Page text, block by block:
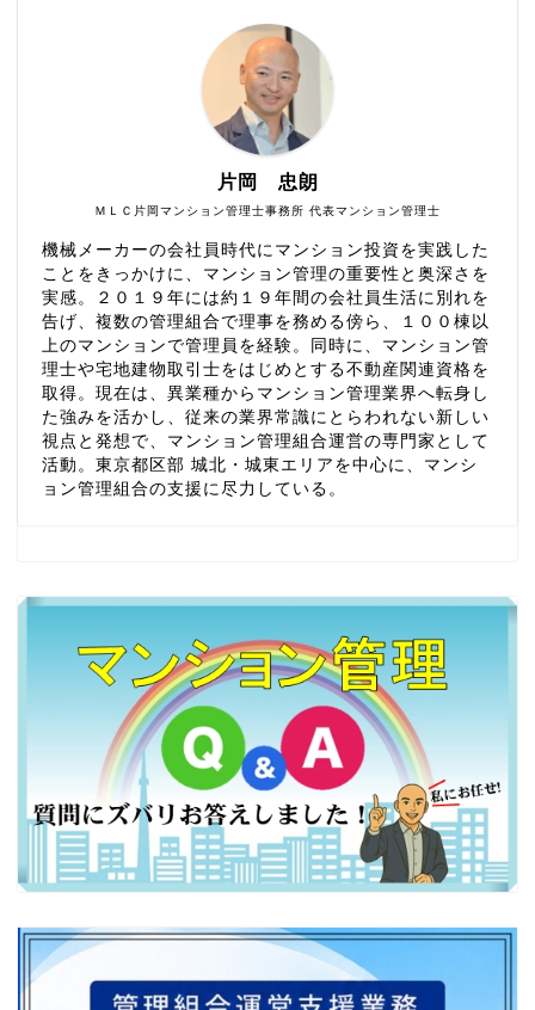
ＭＬＣ片岡マンション管理士事務所 代表マンション管理士
片岡 忠朗
機械メーカーの会社員時代にマンション投資を実践した
ことをきっかけに、マンション管理の重要性と奥深さを
実感。２０１９年には約１９年間の会社員生活に別れを
告げ、複数の管理組合で理事を務める傍ら、１００棟以
上のマンションで管理員を経験。同時に、マンション管
理士や宅地建物取引士をはじめとする不動産関連資格を
取得。現在は、異業種からマンション管理業界へ転身し
た強みを活かし、従来の業界常識にとらわれない新しい
視点と発想で、マンション管理組合運営の専門家として
活動。東京都区部 城北・城東エリアを中心に、マンシ
ョン管理組合の支援に尽力している。